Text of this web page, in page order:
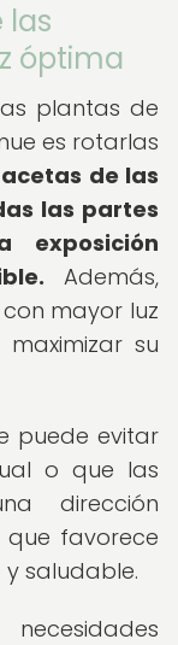
las
óptima
plantas de
es rotarlas
de las
las partes
Además,
mayor luz
su
puede evitar
o que las
dirección
favorece
saludable.